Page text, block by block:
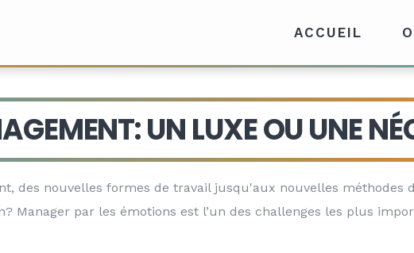
ACCUEIL
UN LUXE OU UNE
des nouvelles formes de travail jusqu'aux nouvelles méthodes
Manager par les émotions est l’un des challenges les plus